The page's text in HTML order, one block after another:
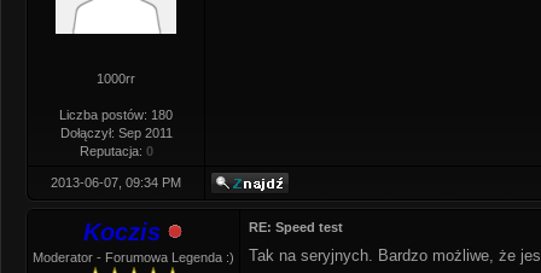
1000rr
Liczba postów: 180
Dołączył: Sep 2011
Reputacja: 0
2013-06-07, 09:34 PM
Koczis
Moderator - Forumowa Legenda :)
RE: Speed test
Tak na seryjnych. Bardzo możliwe, że